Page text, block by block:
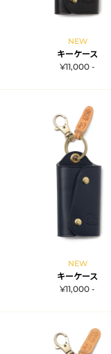
NEW
キーケース
¥11,000 -
NEW
キーケース
¥11,000 -